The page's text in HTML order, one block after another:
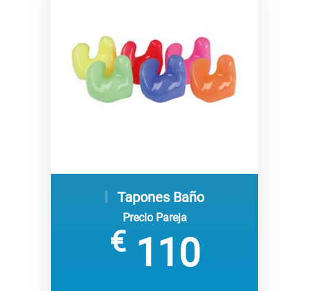
Tapones Baño
Precio Pareja
€110